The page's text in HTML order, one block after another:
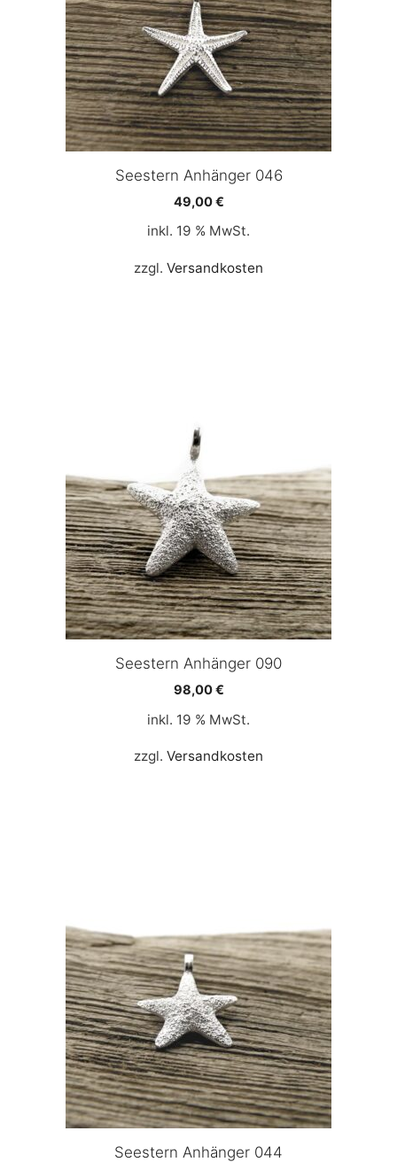
Seestern Anhänger 046
49,00€
inkl. 19 % MwSt.
zzgl. Versandkosten
Seestern Anhänger 090
98,00€
inkl. 19 % MwSt.
zzgl. Versandkosten
Seestern Anhänger 044